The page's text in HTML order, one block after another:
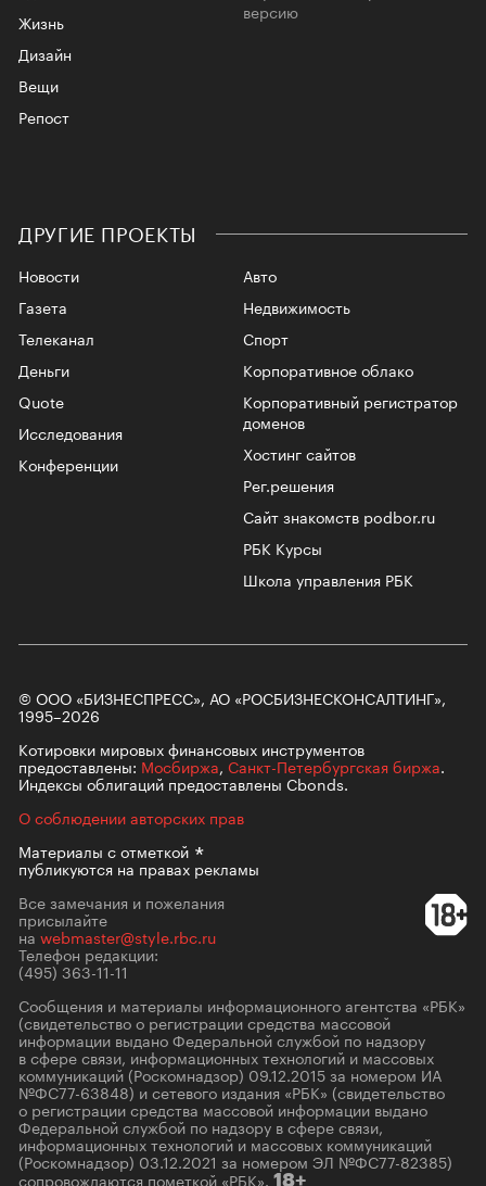
Жизнь
Дизайн
Вещи
Репост
версию
ДРУГИЕ ПРОЕКТЫ
Новости
Газета
Телеканал
Авто
Недвижимость
Спорт
Корпоративное облако
Корпоративный регистратор
доменов
Хостинг сайтов
Рег.решения
Сайт знакомств podbor.ru
РБК Курсы
Школа управления РБК
Деньги
Quote
Исследования
Конференции
© ООО «БИЗНЕСПРЕСС», АО «РОСБИЗНЕСКОНСАЛТИНГ»,
1995–2026
Котировки мировых финансовых инструментов
предоставлены: Мосбиржа, Санкт-Петербургская биржа.
Индексы облигаций предоставлены Cbonds.
О соблюдении авторских прав
Материалы сотметкой
публикуются на правах рекламы
Все замечания и пожелания
присылайте
на webmaster@style.rbc.ru
Телефон редакции:
(495) 363-11-11
Сообщения и материалы информационного агентства «РБК»
(свидетельство о регистрации средства массовой
информации выдано Федеральной службой по надзору
в сфере связи, информационных технологий и массовых
коммуникаций (Роскомнадзор) 09.12.2015 за номером ИА
№ФС77-63848) и сетевого издания «РБК» (свидетельство
о регистрации средства массовой информации выдано
Федеральной службой по надзору в сфере связи,
информационных технологий и массовых коммуникаций
(Роскомнадзор) 03.12.2021 за номером ЭЛ №ФС77-82385)
сопровождаются пометкой «РБК». 18+